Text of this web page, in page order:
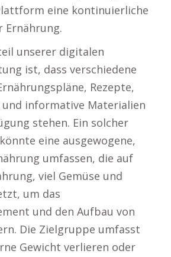
eine kontinuierliche
Ernährung.
unserer digitalen
ist, dass verschiedene
Rezepte,
und informative Materialien
stehen. Ein solcher
eine ausgewogene,
umfassen, die auf
viel Gemüse und
um das
und den Aufbau von
Die Zielgruppe umfasst
Gewicht verlieren oder